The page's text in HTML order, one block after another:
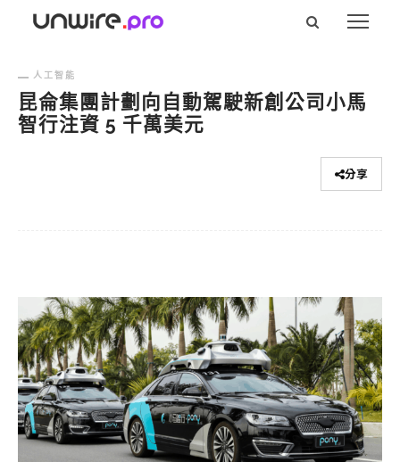
人工智能
昆侖集團計劃向自動駕駛新創公司小馬
智行注資 5 千萬美元
分享